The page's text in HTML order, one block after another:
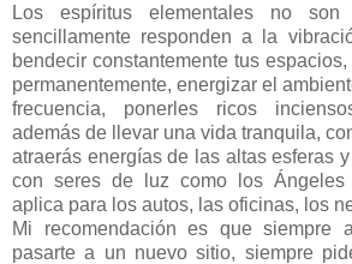
Los espíritus elementales no
sencillamente responden a la
bendecir constantemente tus
permanentemente, energizar el
frecuencia, ponerles ricos
además de llevar una vida tranquila,
atraerás energías de las altas esferas
con seres de luz como los Ángeles
aplica para los autos, las oficinas, los
Mi recomendación es que siempre
pasarte a un nuevo sitio, siempre